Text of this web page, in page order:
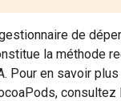
de
la méthode
Pour en savoir
consultez